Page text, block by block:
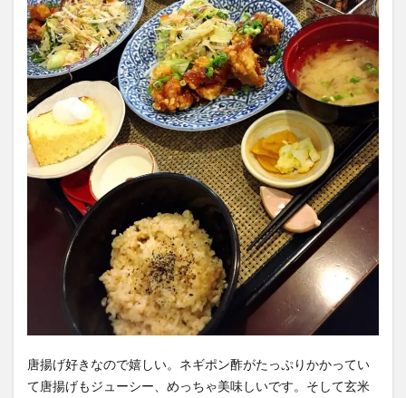
唐揚げ好きなので嬉しい。ネギポン酢がたっぷりかかってい
て唐揚げもジューシー、めっちゃ美味しいです。そして玄米